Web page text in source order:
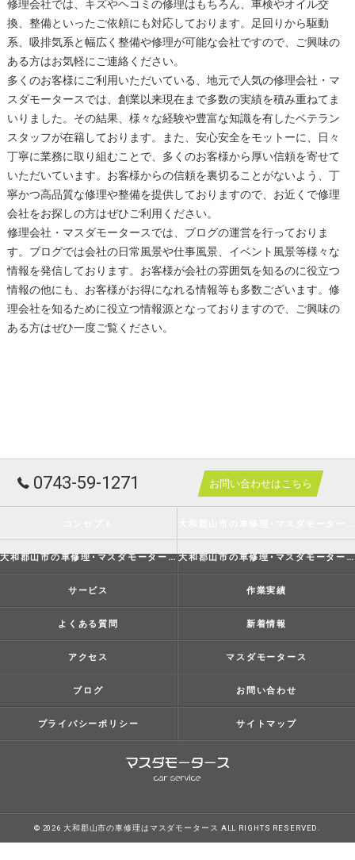
修理会社では、キズやヘコミの修理はもちろん、車検やオイル交
換、整備といったご依頼にも対応しております。足回りから駆動
系、吸排気系と幅広く整備や修理が可能な会社ですので、ご興味の
ある方はお気軽にご連絡ください。
多くのお客様にご利用いただいている、地元で人気の修理会社・マ
スダモータースでは、創業以来現在まで多数の実績を積み重ねてま
いりました。その結果、様々な経験や豊富な知識を有したベテラン
スタッフが在籍しております。また、安心安全をモットーに、日々
丁寧に業務に取り組むことで、多くのお客様から厚い信頼を寄せて
いただいています。お客様からの信頼を裏切ることがないよう、丁
寧かつ高品質な修理や整備を提供しておりますので、お近くで修理
会社をお探しの方はぜひご利用ください。
修理会社・マスダモータースでは、ブログの運営を行っておりま
す。ブログでは会社の日常風景や仕事風景、イベント風景等様々な
情報を発信しております。お客様が会社の雰囲気を知るのに役立つ
情報の他にも、お客様がお得になれる情報等も多数ございます。修
理会社を知るために役立つ情報源となっておりますので、ご興味の
ある方はぜひ一度ご覧ください。
0743-59-1271 お問い合わせはこちら
大和郡山市の車修理･マスダモータースの評判 大和郡山市の車修理･マスダモータースのお客様の声
サービス 作業実績
よくある質問 新着情報
アクセス マスダモータース
ブログ お問い合わせ
プライバシーポリシー サイトマップ
© 2026 大和郡山市の車修理はマスダモータース ALL RIGHTS RESERVED.